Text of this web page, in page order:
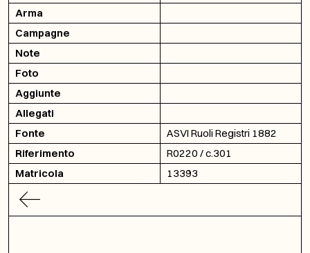
Arma
Campagne
Note
Foto
Aggiunte
Allegati
Fonte
ASVI Ruoli Registri 1882
Riferimento
R0220 / c.301
Matricola
13393